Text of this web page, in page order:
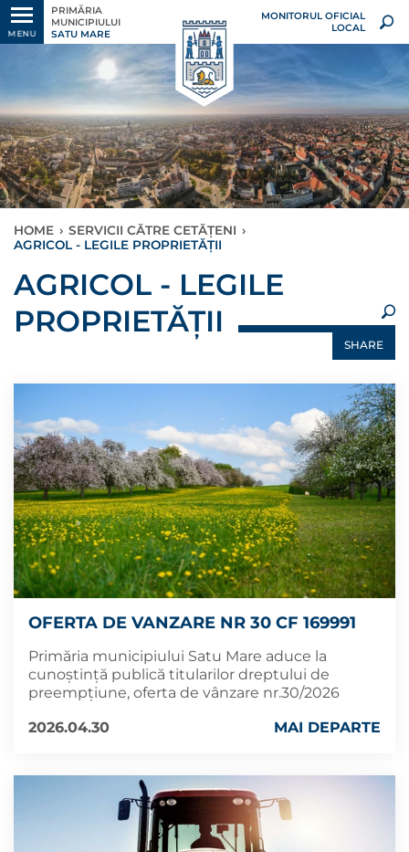
MENU
PRIMĂRIA
MUNICIPIULUI
SATU MARE
MONITORUL OFICIAL
LOCAL
HOME › SERVICII CĂTRE CETĂȚENI ›
AGRICOL - LEGILE PROPRIETĂȚII
AGRICOL - LEGILE
PROPRIETĂȚII
SHARE
OFERTA DE VANZARE NR 30 CF 169991
Primăria municipiului Satu Mare aduce la
cunoștință publică titularilor dreptului de
preempțiune, oferta de vânzare nr.30/2026
2026.04.30
MAI DEPARTE